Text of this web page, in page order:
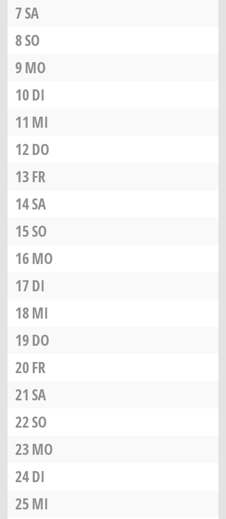
7SA
8SO
9MO
10DI
11 MI
12DO
13FR
14SA
15SO
16MO
17DI
18MI
19DO
20FR
21 SA
22SO
23MO
24DI
25MI